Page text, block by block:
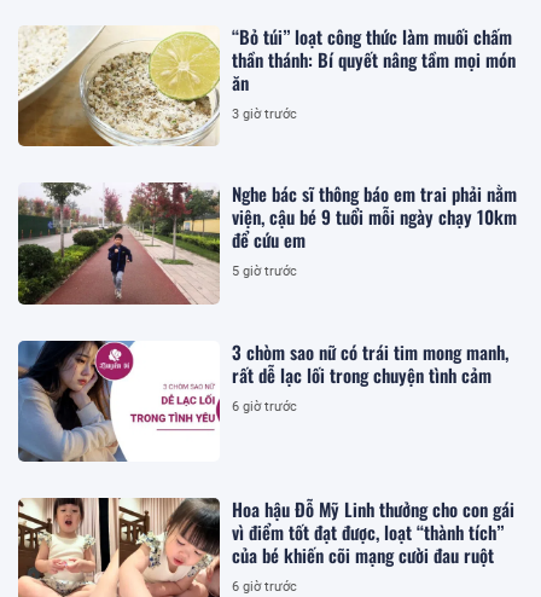
“Bỏ túi” loạt công thức làm muối chấm
thần thánh: Bí quyết nâng tầm mọi món
ăn
3 giờ trước
Nghe bác sĩ thông báo em trai phải nằm
viện, cậu bé 9 tuổi mỗi ngày chạy 10km
để cứu em
5 giờ trước
3 chòm sao nữ có trái tim mong manh,
rất dễ lạc lối trong chuyện tình cảm
6 giờ trước
Hoa hậu Đỗ Mỹ Linh thưởng cho con gái
vì điểm tốt đạt được, loạt “thành tích”
của bé khiến cõi mạng cười đau ruột
6 giờ trước